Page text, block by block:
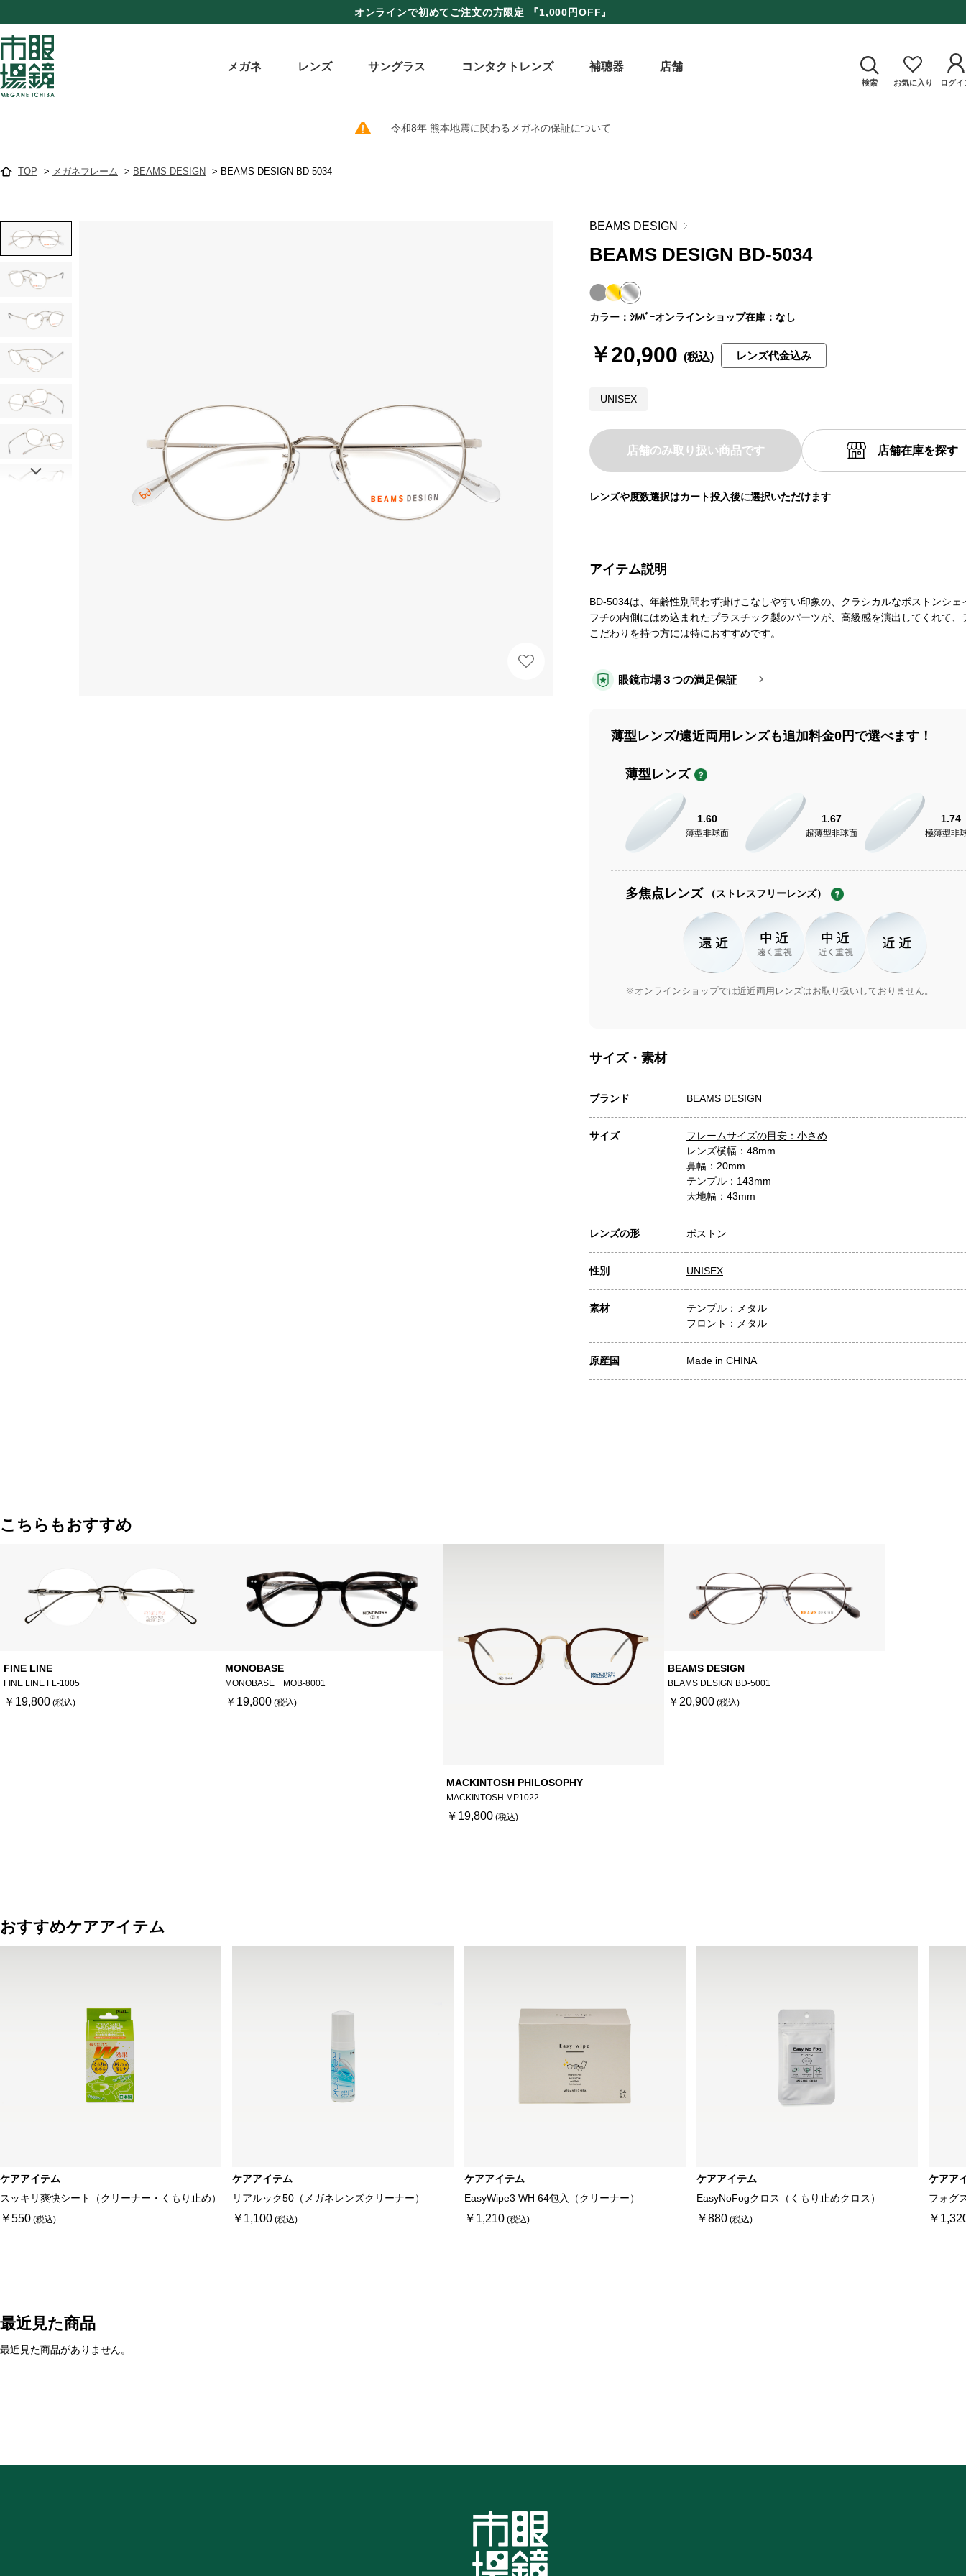
オンラインで初めてご注文の方限定 『1,000円OFF』
メガネ レンズ サングラス コンタクトレンズ 補聴器 店舗
検索 お気に入り ログイ
令和8年 熊本地震に関わるメガネの保証について
TOP > メガネフレーム > BEAMS DESIGN > BEAMS DESIGN BD-5034
レンズや度数選択はカート投入後に選択いただけます
BEAMS DESIGN
カラー：ｼﾙﾊﾞｰオンラインショップ在庫：なし
サイズ・素材
ブランド BEAMS DESIGN
サイズ
フレームサイズの目安：小さめ
レンズ横幅：48mm
鼻幅：20mm
テンプル：143mm
天地幅：43mm
レンズの形 ボストン
性別 UNISEX
素材
テンプル：メタル
フロント：メタル
原産国 Made in CHINA
眼鏡市場３つの満足保証
薄型レンズ/遠近両用レンズも追加料金0円で選べます！
薄型レンズ
1.60
薄型非球面
1.67
超薄型非球面
1.74
極薄型非
多焦点レンズ （ストレスフリーレンズ）
※オンラインショップでは近近両用レンズはお取り扱いしておりません。
￥20,900 レンズ代金込み
UNISEX
BEAMS DESIGN BD-5034
アイテム説明
BD-5034は、年齢性別問わず掛けこなしやすい印象の、クラシカルなボストンシェ
フチの内側にはめ込まれたプラスチック製のパーツが、高級感を演出してくれて、
こだわりを持つ方には特におすすめです。
店舗のみ取り扱い商品です 店舗在庫を探す
こちらもおすすめ
FINE LINE
FINE LINE FL-1005
￥19,800
MONOBASE
MONOBASE MOB-8001
￥19,800
MACKINTOSH PHILOSOPHY
MACKINTOSH MP1022
￥19,800
BEAMS DESIGN
BEAMS DESIGN BD-5001
￥20,900
おすすめケアアイテム
ケアアイテム
スッキリ爽快シート（クリーナー・くもり止め）
￥550
ケアアイテム
リアルック50（メガネレンズクリーナー）
￥1,100
ケアアイテム
EasyWipe3 WH 64包入（クリーナー）
￥1,210
ケアアイテム
EasyNoFogクロス（くもり止めクロス）
￥880
ケアア
フォグ
￥
最近見た商品
最近見た商品がありません。